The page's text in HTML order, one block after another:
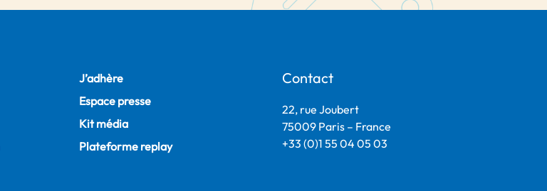
J’adhère
Espace presse
Kit média
Plateforme replay
Contact
22, rue Joubert
75009 Paris – France
+33 (0)1 55 04 05 03